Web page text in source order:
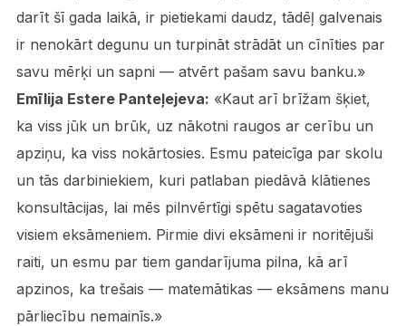
darīt šī gada laikā, ir pietiekami daudz, tādēļ galvenais
ir nenokārt degunu un turpināt strādāt un cīnīties par
savu mērķi un sapni — atvērt pašam savu banku.»
Emīlija Estere Panteļejeva: «Kaut arī brīžam šķiet,
ka viss jūk un brūk, uz nākotni raugos ar cerību un
apziņu, ka viss nokārtosies. Esmu pateicīga par skolu
un tās darbiniekiem, kuri patlaban piedāvā klātienes
konsultācijas, lai mēs pilnvērtīgi spētu sagatavoties
visiem eksāmeniem. Pirmie divi eksāmeni ir noritējuši
raiti, un esmu par tiem gandarījuma pilna, kā arī
apzinos, ka trešais — matemātikas — eksāmens manu
pārliecību nemainīs.»